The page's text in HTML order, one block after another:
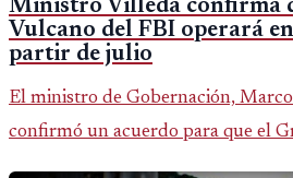
Ministro Villeda confirma
Vulcano del FBI operará
partir de julio
El ministro de Gobernación,
confirmó un acuerdo para que el